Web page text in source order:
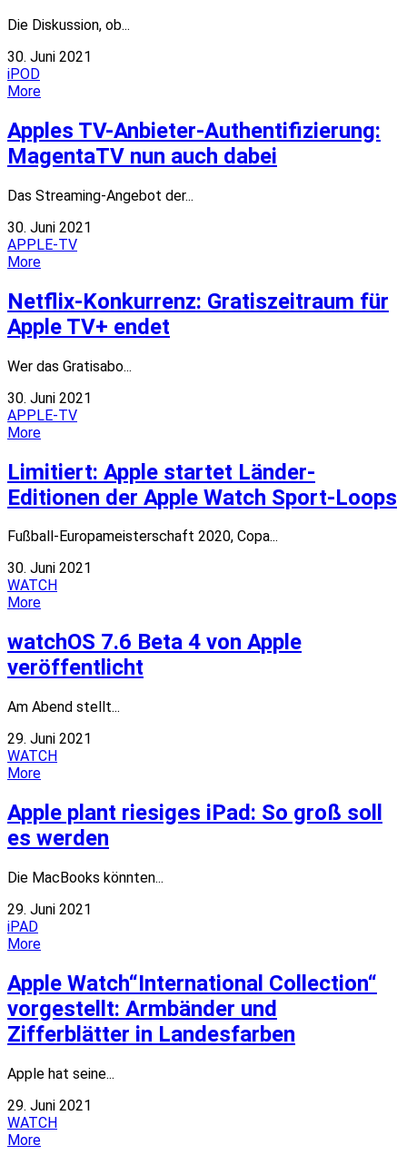
Die Diskussion, ob...
30. Juni 2021
iPOD
More
Apples TV-Anbieter-Authentifizierung:
MagentaTV nun auch dabei
Das Streaming-Angebot der...
30. Juni 2021
APPLE-TV
More
Netflix-Konkurrenz: Gratiszeitraum für
Apple TV+ endet
Wer das Gratisabo...
30. Juni 2021
APPLE-TV
More
Limitiert: Apple startet Länder-
Editionen der Apple Watch Sport-Loops
Fußball-Europameisterschaft 2020, Copa...
30. Juni 2021
WATCH
More
watchOS 7.6 Beta 4 von Apple
veröffentlicht
Am Abend stellt...
29. Juni 2021
WATCH
More
Apple plant riesiges iPad: So groß soll
es werden
Die MacBooks könnten...
29. Juni 2021
iPAD
More
Apple Watch“International Collection“
vorgestellt: Armbänder und
Zifferblätter in Landesfarben
Apple hat seine...
29. Juni 2021
WATCH
More